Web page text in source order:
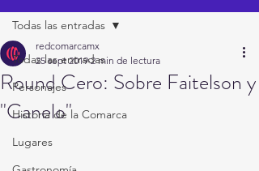
Todas las entradas
Personajes
Historia de la Comarca
Lugares
Todas las entradas
Round Cero: Sobre Faitelson y
"Canelo"
redcomarcamx
25 sept 2019 2 min de lectura